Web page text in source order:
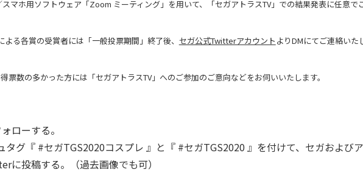
マホ用ソフトウェア「Zoom ミーティング」を用いて、「セガアトラスTV」での結果発表に任意で
る各賞の受賞者には「一般投票期間」終了後、 セガ公式Twitterアカウント よりDMにてご連絡いた
数の多かった方には「セガアトラスTV」へのご参加のご意向などをお伺いいたします。
ローする。
グ『 #セガTGS2020コスプレ 』と『 #セガTGS2020 』を付けて、セガおよび
に投稿する。（過去画像でも可）